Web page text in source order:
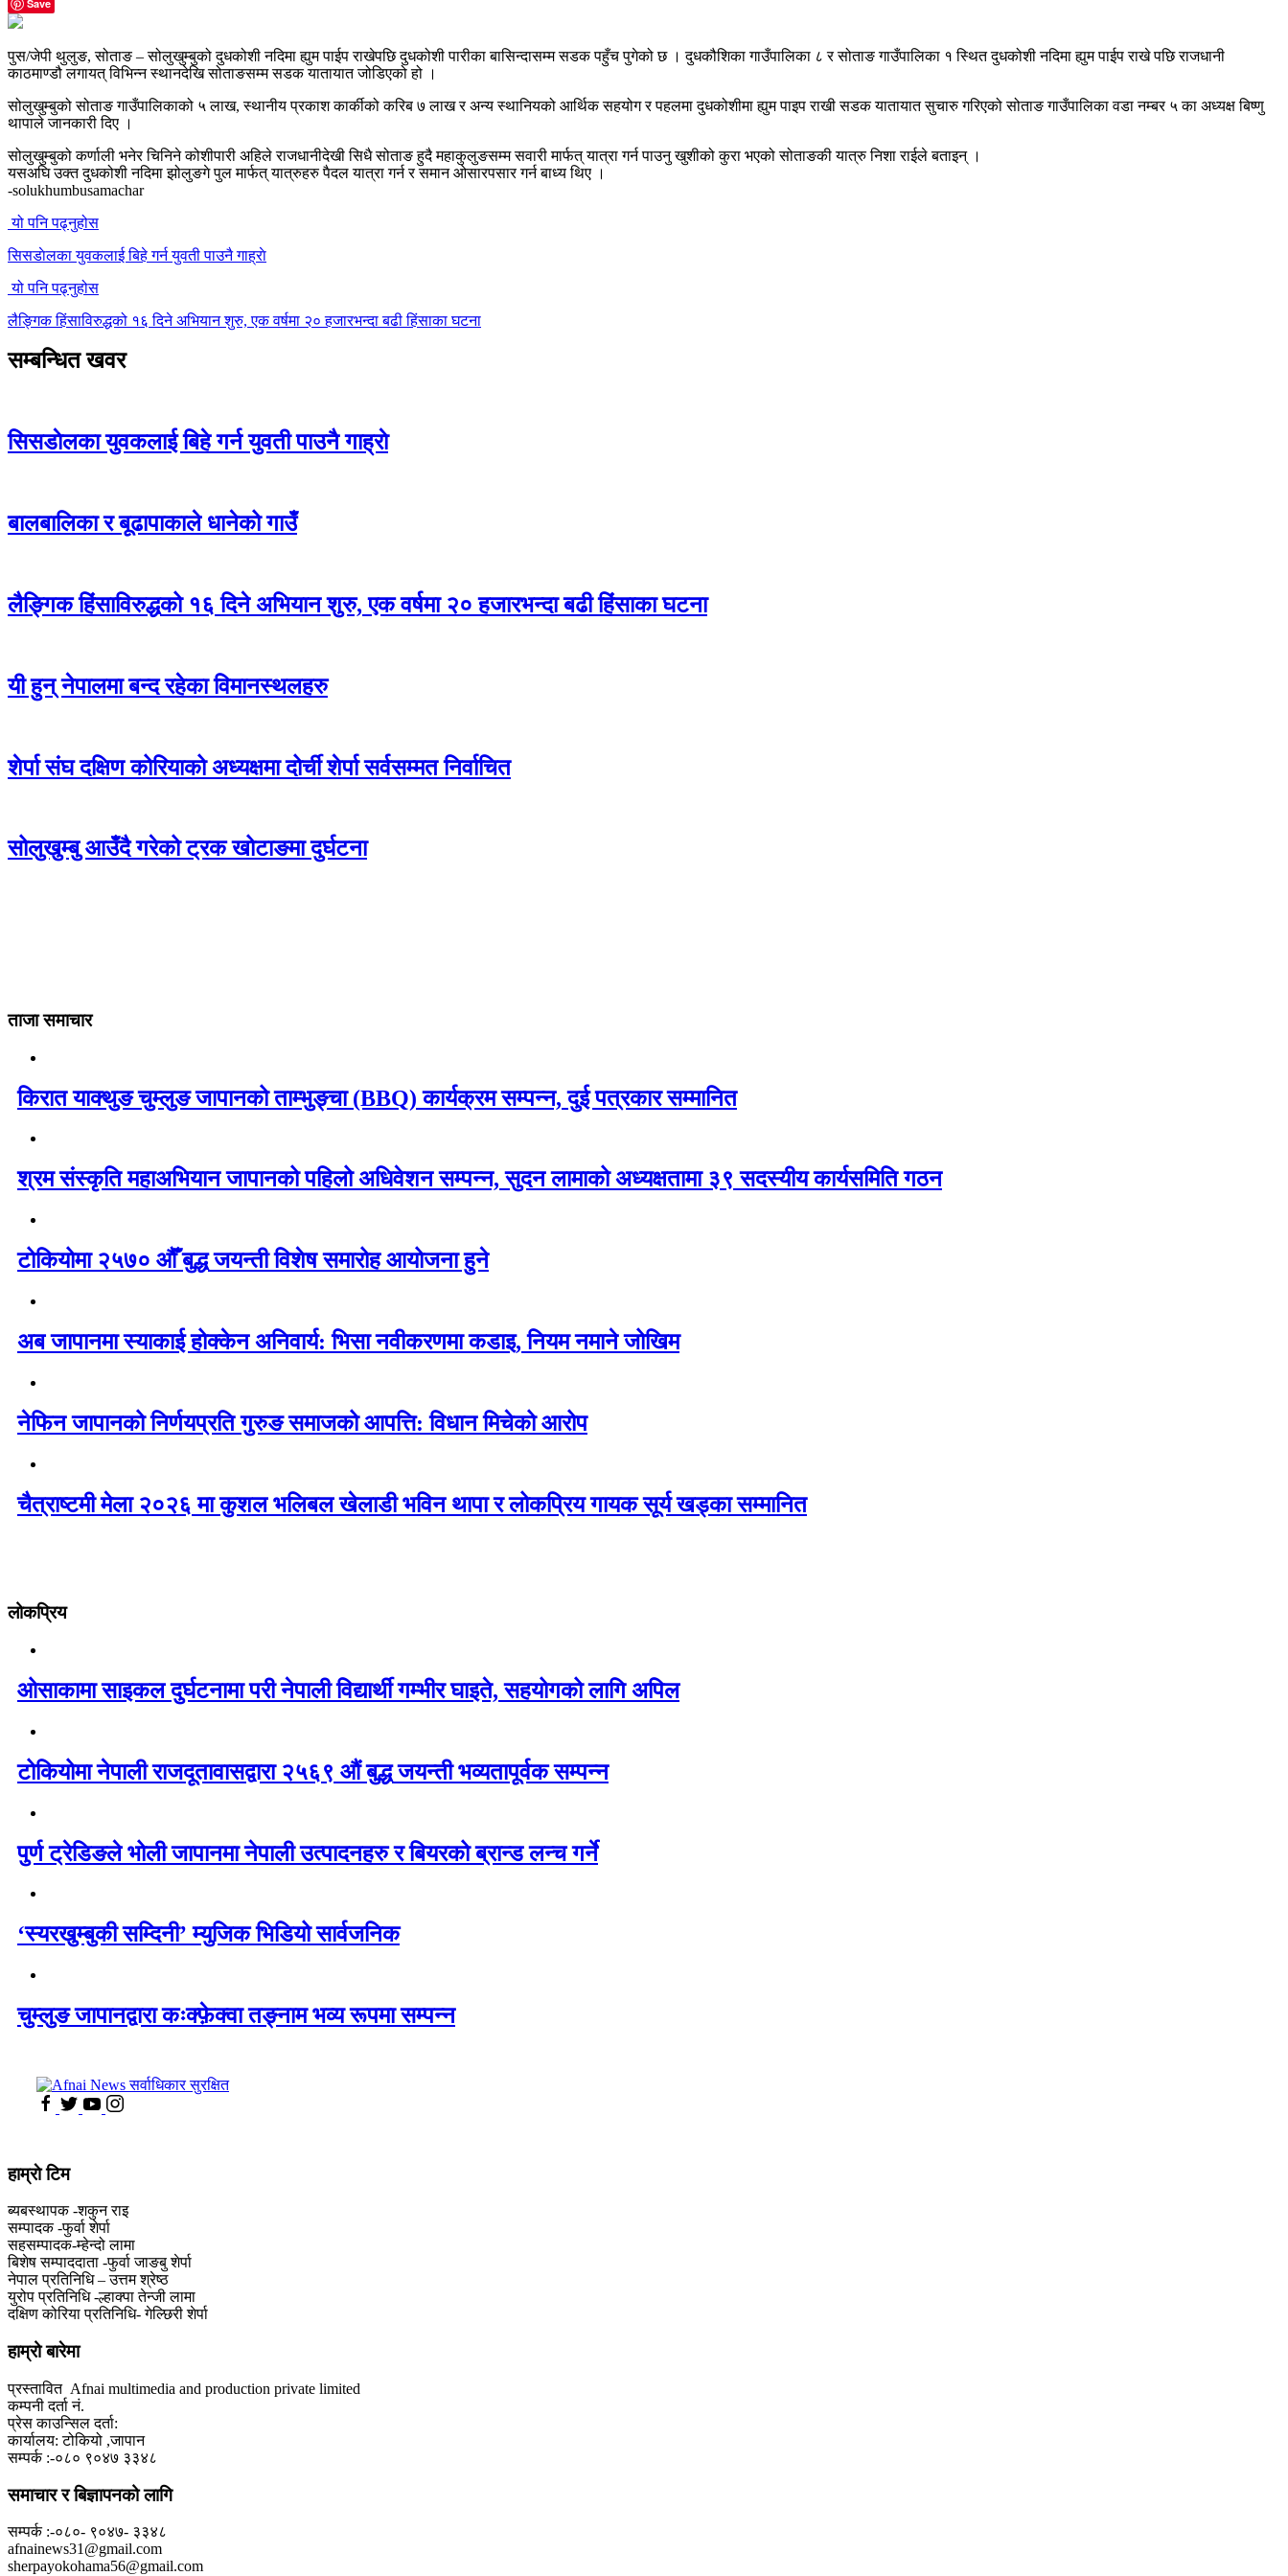
Save
पुस/जेपी थुलुङ, सोताङ – सोलुखुम्बुको दुधकोशी नदिमा ह्युम पाईप राखेपछि दुधकोशी पारीका बासिन्दासम्म सडक पहुँच पुगेको छ । दुधकौशिका गाउँपालिका ८ र सोताङ गाउँपालिका १ स्थित दुधकोशी नदिमा ह्युम पाईप राखे पछि राजधानी
काठमाण्डौ लगायत् विभिन्न स्थानदेखि सोताङसम्म सडक यातायात जोडिएको हो ।
सोलुखुम्बुको सोताङ गाउँपालिकाको ५ लाख, स्थानीय प्रकाश कार्कीको करिब ७ लाख र अन्य स्थानियको आर्थिक सहयोग र पहलमा दुधकोशीमा ह्युम पाइप राखी सडक यातायात सुचारु गरिएको सोताङ गाउँपालिका वडा नम्बर ५ का अध्यक्ष बिष्णु
थापाले जानकारी दिए ।
सोलुखुम्बुको कर्णाली भनेर चिनिने कोशीपारी अहिले राजधानीदेखी सिधै सोताङ हुदै महाकुलुङसम्म सवारी मार्फत् यात्रा गर्न पाउनु खुशीको कुरा भएको सोताङकी यात्रु निशा राईले बताइन् ।
यसअघि उक्त दुधकोशी नदिमा झोलुङगे पुल मार्फत् यात्रुहरु पैदल यात्रा गर्न र समान ओसारपसार गर्न बाध्य थिए ।
-solukhumbusamachar
यो पनि पढ्नुहोस
सिसडाेलका युवकलाई बिहे गर्न युवती पाउनै गाह्राे
यो पनि पढ्नुहोस
लैङ्गिक हिंसाविरुद्धको १६ दिने अभियान शुरु, एक वर्षमा २० हजारभन्दा बढी हिंसाका घटना
सम्बन्धित खवर
सिसडाेलका युवकलाई बिहे गर्न युवती पाउनै गाह्राे
बालबालिका र बूढापाकाले धानेको गाउँ
लैङ्गिक हिंसाविरुद्धको १६ दिने अभियान शुरु, एक वर्षमा २० हजारभन्दा बढी हिंसाका घटना
यी हुन् नेपालमा बन्द रहेका विमानस्थलहरु
शेर्पा संघ दक्षिण कोरियाको अध्यक्षमा दोर्ची शेर्पा सर्वसम्मत निर्वाचित
सोलुखुम्बु आउँदै गरेको ट्रक खोटाङमा दुर्घटना
ताजा समाचार
किरात याक्थुङ चुम्लुङ जापानको ताम्भुङ्चा (BBQ) कार्यक्रम सम्पन्न, दुई पत्रकार सम्मानित
श्रम संस्कृति महाअभियान जापानको पहिलो अधिवेशन सम्पन्न, सुदन लामाको अध्यक्षतामा ३९ सदस्यीय कार्यसमिति गठन
टोकियोमा २५७० औँ बुद्ध जयन्ती विशेष समारोह आयोजना हुने
अब जापानमा स्याकाई होक्केन अनिवार्य: भिसा नवीकरणमा कडाइ, नियम नमाने जोखिम
नेफिन जापानको निर्णयप्रति गुरुङ समाजको आपत्ति: विधान मिचेको आरोप
चैत्राष्टमी मेला २०२६ मा कुशल भलिबल खेलाडी भविन थापा र लोकप्रिय गायक सूर्य खड्का सम्मानित
लोकप्रिय
ओसाकामा साइकल दुर्घटनामा परी नेपाली विद्यार्थी गम्भीर घाइते, सहयोगको लागि अपिल
टोकियोमा नेपाली राजदूतावासद्वारा २५६९ औं बुद्ध जयन्ती भव्यतापूर्वक सम्पन्न
पुर्ण ट्रेडिङले भोली जापानमा नेपाली उत्पादनहरु र बियरको ब्रान्ड लन्च गर्ने
‘स्यरखुम्बुकी सम्दिनी’ म्युजिक भिडियो सार्वजनिक
चुम्लुङ जापानद्वारा कःक्फ़ेक्वा तङ्नाम भव्य रूपमा सम्पन्न
हाम्राे टिम
ब्यबस्थापक -शकुन राइ
सम्पादक -फुर्वा शेर्पा
सहसम्पादक-म्हेन्दो लामा
‍बिशेष सम्पाददाता -फुर्वा जा‌ङबु शेर्पा
नेपाल प्रतिनिधि – उत्तम श्रेष्ठ
युरोप प्रतिनिधि -ल्हाक्पा तेन्जी लामा
दक्षिण कोरिया प्रतिनिधि- गेल्छिरी शेर्पा
हाम्रो बारेमा
प्रस्तावित Afnai multimedia and production private limited
कम्पनी दर्ता नं.
प्रेस काउन्सिल दर्ता:
कार्यालय: टोकियो ,जापान
सम्पर्क :-०८० ९०४७ ३३४८
समाचार र बिज्ञापनको लागि
सम्पर्क :-०८०- ९०४७- ३३४८
afnainews31@gmail.com
sherpayokohama56@gmail.com